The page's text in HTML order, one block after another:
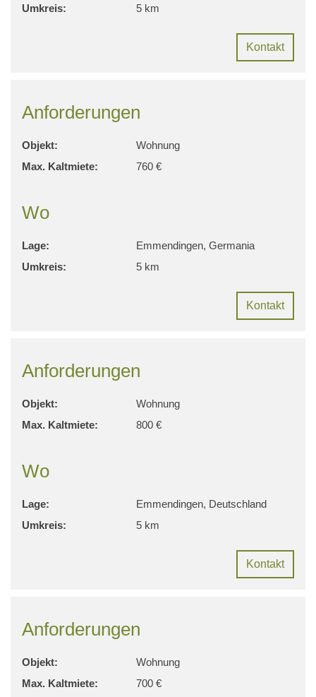
Umkreis:
5 km
Kontakt
Anforderungen
Objekt:
Wohnung
Max. Kaltmiete:
760 €
Wo
Lage:
Emmendingen, Germania
Umkreis:
5 km
Kontakt
Anforderungen
Objekt:
Wohnung
Max. Kaltmiete:
800 €
Wo
Lage:
Emmendingen, Deutschland
Umkreis:
5 km
Kontakt
Anforderungen
Objekt:
Wohnung
Max. Kaltmiete:
700 €